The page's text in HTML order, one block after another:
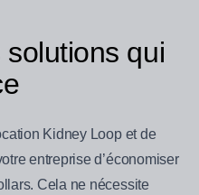
qui
Kidney Loop et de
entreprise d’économiser
Cela ne nécessite